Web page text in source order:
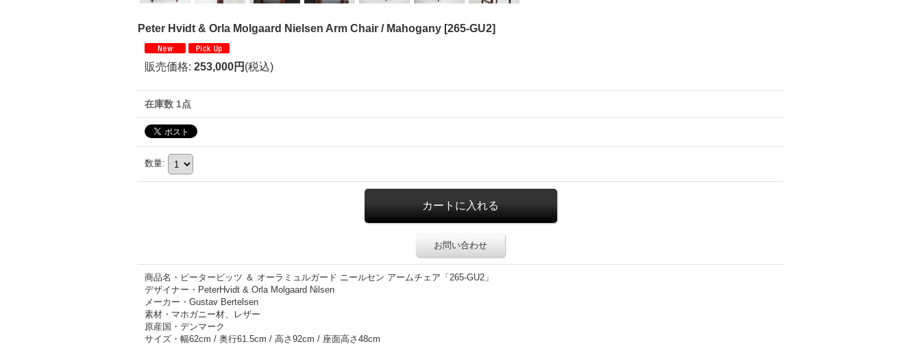
Peter Hvidt & Orla Molgaard Nielsen Arm Chair / Mahogany [265-GU2]
販売価格: 253,000円 (税込)
在庫数 1点
数量:
お問い合わせ
商品名・ピータービッツ ＆ オーラミュルガード ニールセン アームチェア「265-GU2」
デザイナー・PeterHvidt & Orla Molgaard Nilsen
メーカー・Gustav Bertelsen
素材・マホガニー材、レザー
原産国・デンマーク
サイズ・幅62cm / 奥行61.5cm / 高さ92cm / 座面高さ48cm